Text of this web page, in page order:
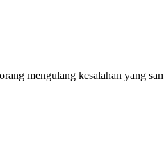
mengulang kesalahan yang